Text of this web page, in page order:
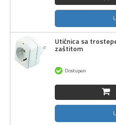
Utičnica sa
zaštitom
Dostupan